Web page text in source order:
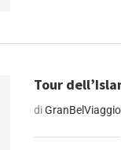
Tour
diGranBelViaggio